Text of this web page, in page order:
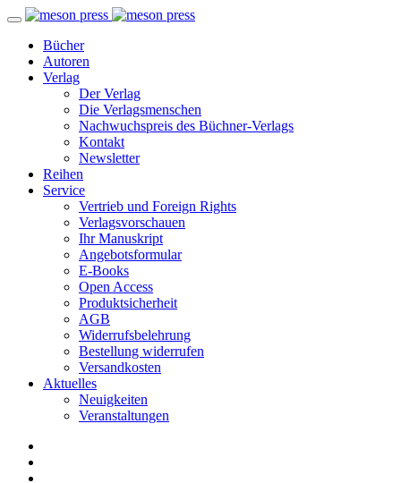
Bücher
Autoren
Verlag
Der Verlag
Die Verlagsmenschen
Nachwuchspreis des Büchner-Verlags
Kontakt
Newsletter
Reihen
Service
Vertrieb und Foreign Rights
Verlagsvorschauen
Ihr Manuskript
Angebotsformular
E-Books
Open Access
Produktsicherheit
AGB
Widerrufsbelehrung
Bestellung widerrufen
Versandkosten
Aktuelles
Neuigkeiten
Veranstaltungen